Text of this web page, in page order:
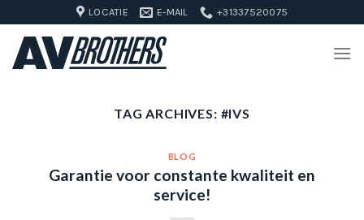
to
content
LOCATIE E-MAIL +31337520075
TAG ARCHIVES: #IVS
BLOG
Garantie voor constante kwaliteit en
service!